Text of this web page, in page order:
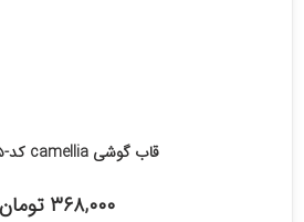
قاب گوشی camellia کد-۲۰۵۴۲۵
۳۶۸,۰۰۰ تومان